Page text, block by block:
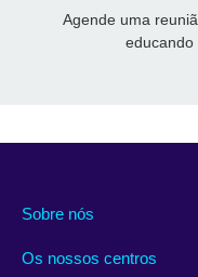
Agende uma
educando
Sobre nós
Os nossos centros